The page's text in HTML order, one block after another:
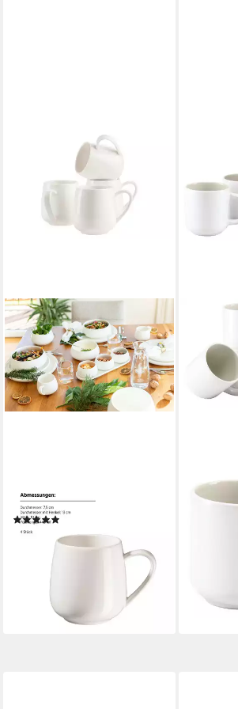
Becher Taya, 4-tlg., Porzellan
ab 28,90 €
lieferbar - in 3-4 Werktagen bei dir
LEGER
Becher
-15%